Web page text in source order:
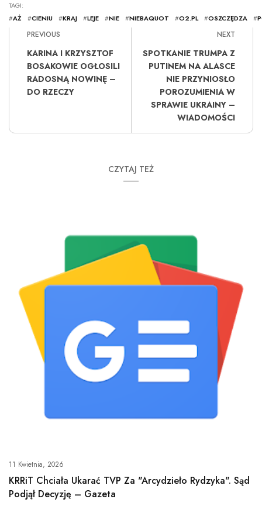
TAGI:
#AŻ #CIENIU #KRAJ #LEJE #NIE #NIEBAQUOT #O2.PL #OSZCZĘDZA #
PREVIOUS
KARINA I KRZYSZTOF
BOSAKOWIE OGŁOSILI
RADOSNĄ NOWINĘ –
DO RZECZY
NEXT
SPOTKANIE TRUMPA Z
PUTINEM NA ALASCE
NIE PRZYNIOSŁO
POROZUMIENIA W
SPRAWIE UKRAINY –
WIADOMOŚCI
CZYTAJ TEŻ
11 Kwietnia, 2026
KRRiT Chciała Ukarać TVP Za "Arcydzieło Rydzyka". Sąd
Podjął Decyzję – Gazeta